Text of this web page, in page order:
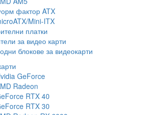
фактор ATX
Mini-ITX
платки
за видео карти
блокове за видеокарти
GeForce
Radeon
RTX 40
RTX 30